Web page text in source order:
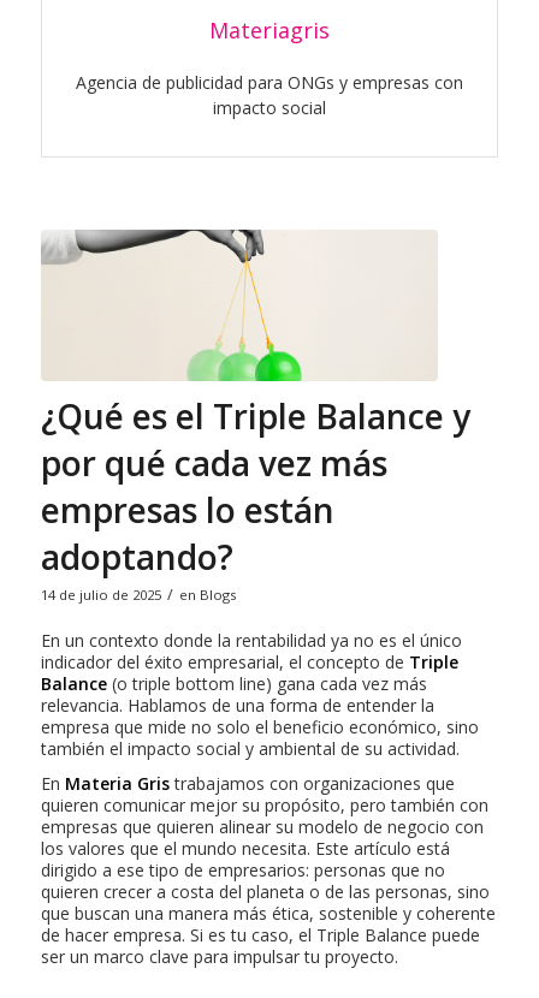
Materiagris
Agencia de publicidad para ONGs y empresas con
impacto social
¿Qué es el Triple Balance y
por qué cada vez más
empresas lo están
adoptando?
14 de julio de 2025 / en Blogs
En un contexto donde la rentabilidad ya no es el único
indicador del éxito empresarial, el concepto de Triple
Balance(o triple bottom line) gana cada vez más
relevancia. Hablamos de una forma de entender la
empresa que mide no solo el beneficio económico, sino
también el impacto social y ambiental de su actividad.
En Materia Gristrabajamos con organizaciones que
quieren comunicar mejor su propósito, pero también con
empresas que quieren alinear su modelo de negocio con
los valores que el mundo necesita. Este artículo está
dirigido a ese tipo de empresarios: personas que no
quieren crecer a costa del planeta o de las personas, sino
que buscan una manera más ética, sostenible y coherente
de hacer empresa. Si es tu caso, el Triple Balance puede
ser un marco clave para impulsar tu proyecto.